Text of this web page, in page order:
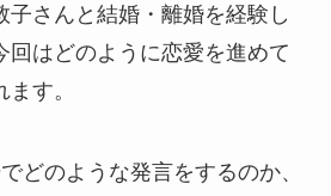
子さんと結婚・離婚を経験し
回はどのように恋愛を進めて
す。
どのような発言をするのか、